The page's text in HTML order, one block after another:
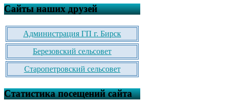
Сайты наших друзей
Администрация ГП г. Бирск
Березовский сельсовет
Старопетровский сельсовет
Статистика посещений сайта